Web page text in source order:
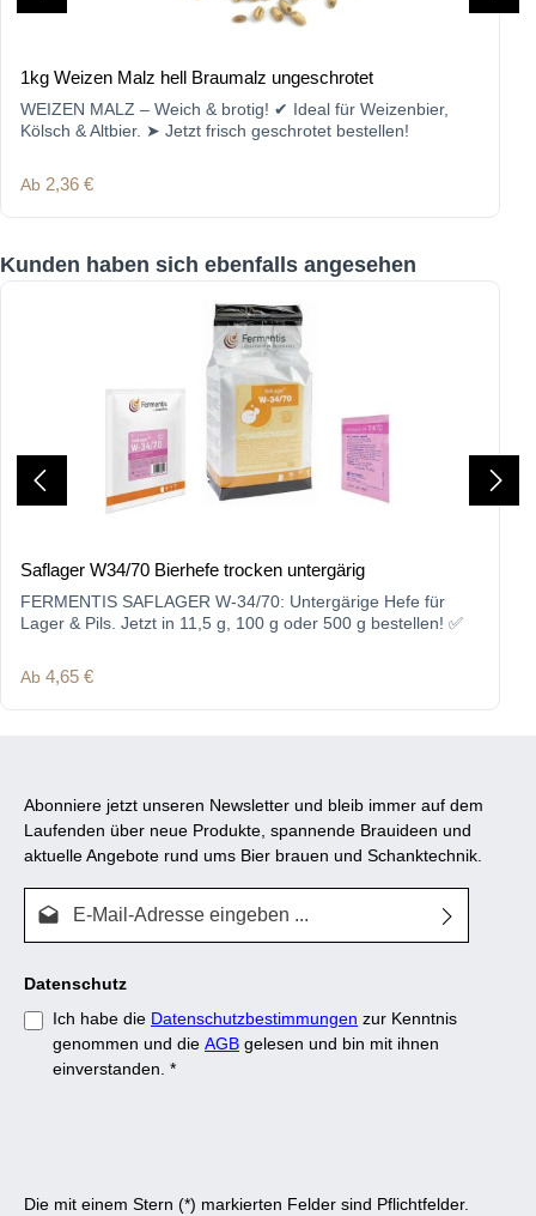
1kg Weizen Malz hell Braumalz ungeschrotet
WEIZEN MALZ – Weich & brotig! ✔ Ideal für Weizenbier,
Kölsch & Altbier. ➤ Jetzt frisch geschrotet bestellen!
Regulärer Preis:
Ab 2,36 €
Produktgalerie überspringen
Kunden haben sich ebenfalls angesehen
Saflager W34/70 Bierhefe trocken untergärig
FERMENTIS SAFLAGER W-34/70: Untergärige Hefe für
Lager & Pils. Jetzt in 11,5 g, 100 g oder 500 g bestellen! ✅
Regulärer Preis:
Ab 4,65 €
Abonniere jetzt unseren Newsletter und bleib immer auf dem
Laufenden über neue Produkte, spannende Brauideen und
aktuelle Angebote rund ums Bier brauen und Schanktechnik.
Datenschutz
Ich habe die Datenschutzbestimmungen zur Kenntnis
genommen und die AGB gelesen und bin mit ihnen
einverstanden. *
Die mit einem Stern (*) markierten Felder sind Pflichtfelder.